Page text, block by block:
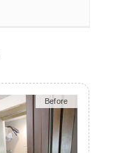
Before
After